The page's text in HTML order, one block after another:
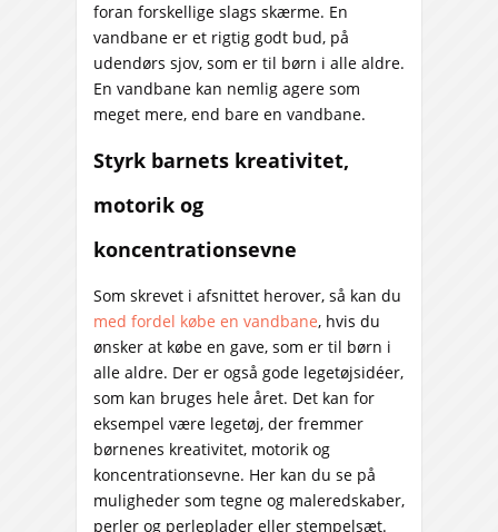
foran forskellige slags skærme. En
vandbane er et rigtig godt bud, på
udendørs sjov, som er til børn i alle aldre.
En vandbane kan nemlig agere som
meget mere, end bare en vandbane.
Styrk barnets kreativitet,
motorik og
koncentrationsevne
Som skrevet i afsnittet herover, så kan du
med fordel købe en vandbane, hvis du
ønsker at købe en gave, som er til børn i
alle aldre. Der er også gode legetøjsidéer,
som kan bruges hele året. Det kan for
eksempel være legetøj, der fremmer
børnenes kreativitet, motorik og
koncentrationsevne. Her kan du se på
muligheder som tegne og maleredskaber,
perler og perleplader eller stempelsæt.